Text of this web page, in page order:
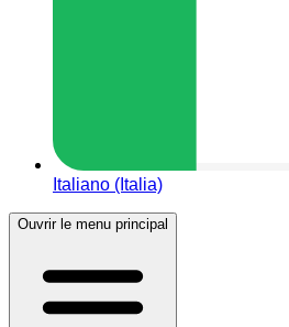
Italiano (Italia)
Ouvrir le menu principal